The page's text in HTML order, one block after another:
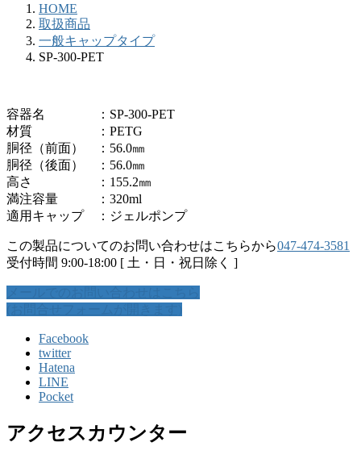
HOME
取扱商品
一般キャップタイプ
SP-300-PET
容器名 ：SP-300-PET
材質 ：PETG
胴径（前面） ：56.0㎜
胴径（後面） ：56.0㎜
高さ ：155.2㎜
満注容量 ：320ml
適用キャップ ：ジェルポンプ
この製品についてのお問い合わせはこちらから047-474-3581
受付時間 9:00-18:00 [ 土・日・祝日除く ]
Facebook
twitter
Hatena
LINE
Pocket
アクセスカウンター